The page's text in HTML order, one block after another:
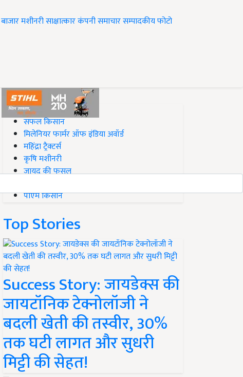
बाजारमशीनरीसाक्षात्कारकंपनी समाचारसम्पादकीयफोटो
#Top on Krishi Jagran
सफल किसान
मिलेनियर फार्मर ऑफ इंडिया अवॉर्ड
महिंद्रा ट्रैक्टर्स
कृषि मशीनरी
जायद की फसल
पीएम किसान
Top Stories
Success Story: जायडेक्स की
जायटॉनिक टेक्नोलॉजी ने
बदली खेती की तस्वीर, 30%
तक घटी लागत और सुधरी
मिट्टी की सेहत!